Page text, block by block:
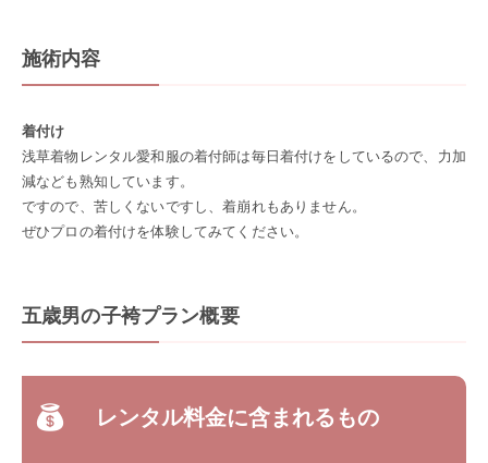
施術内容
着付け
浅草着物レンタル愛和服の着付師は毎日着付けをしているので、力加
減なども熟知しています。
ですので、苦しくないですし、着崩れもありません。
ぜひプロの着付けを体験してみてください。
五歳男の子袴プラン概要
レンタル料金に含まれるもの